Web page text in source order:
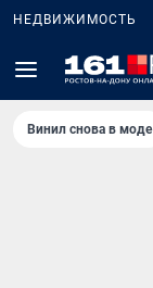
НЕДВИЖИМОСТЬ
Винил снова в моде